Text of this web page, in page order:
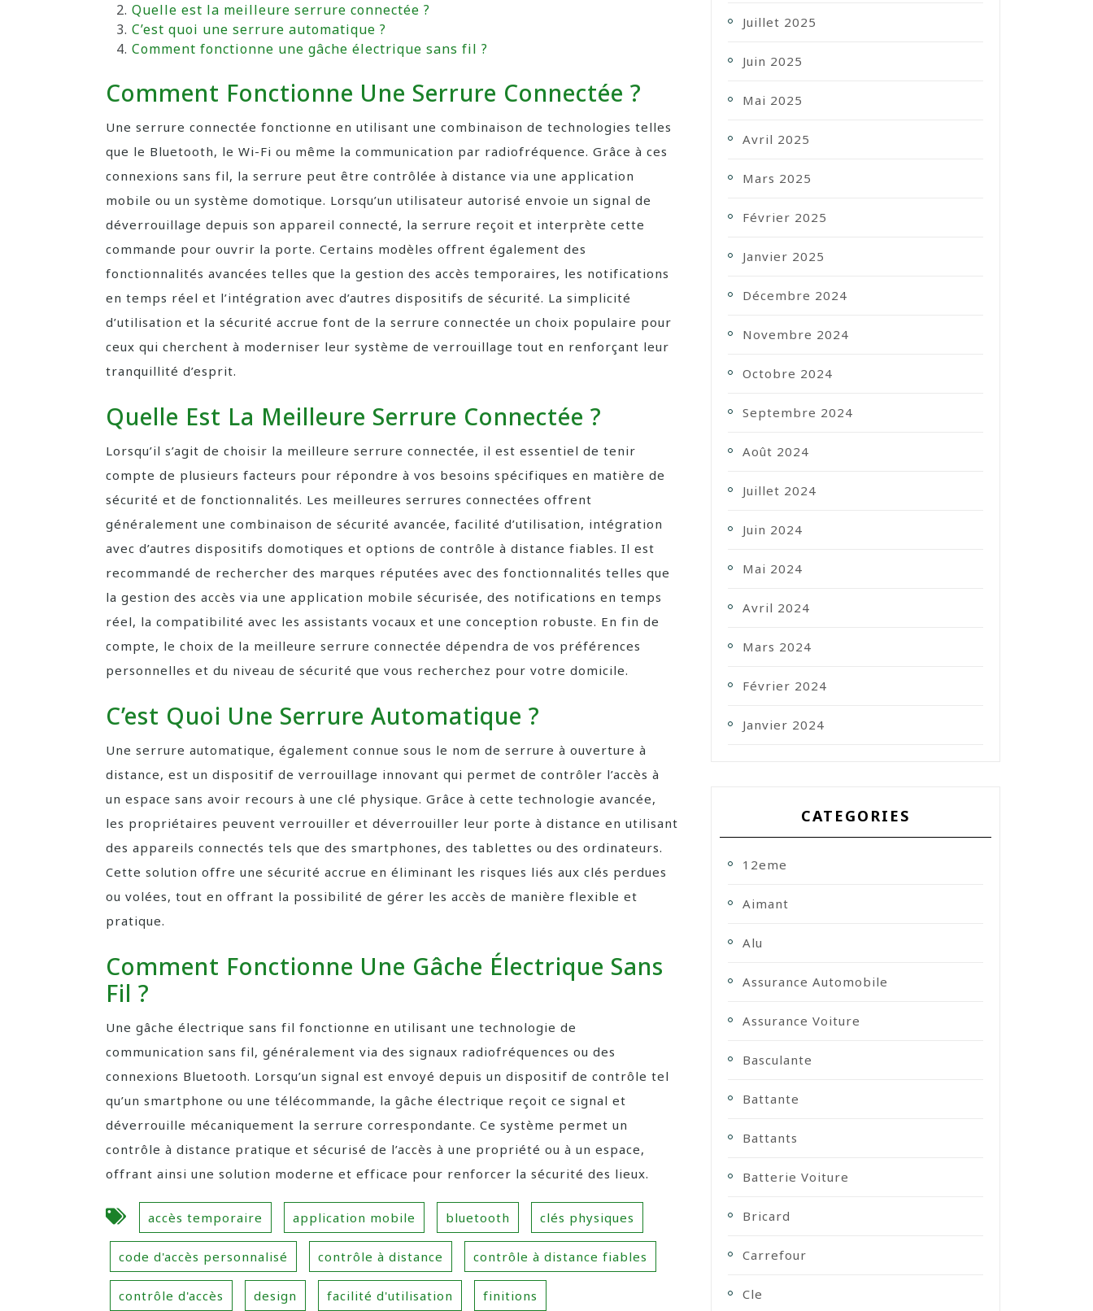
Quelle est la meilleure serrure connectée ?
C’est quoi une serrure automatique ?
Comment fonctionne une gâche électrique sans fil ?
Comment Fonctionne Une Serrure Connectée ?
Une serrure connectée fonctionne en utilisant une combinaison de technologies telles
que le Bluetooth, le Wi-Fi ou même la communication par radiofréquence. Grâce à ces
connexions sans fil, la serrure peut être contrôlée à distance via une application
mobile ou un système domotique. Lorsqu’un utilisateur autorisé envoie un signal de
déverrouillage depuis son appareil connecté, la serrure reçoit et interprète cette
commande pour ouvrir la porte. Certains modèles offrent également des
fonctionnalités avancées telles que la gestion des accès temporaires, les notifications
en temps réel et l’intégration avec d’autres dispositifs de sécurité. La simplicité
d’utilisation et la sécurité accrue font de la serrure connectée un choix populaire pour
ceux qui cherchent à moderniser leur système de verrouillage tout en renforçant leur
tranquillité d’esprit.
Quelle Est La Meilleure Serrure Connectée ?
Lorsqu’il s’agit de choisir la meilleure serrure connectée, il est essentiel de tenir
compte de plusieurs facteurs pour répondre à vos besoins spécifiques en matière de
sécurité et de fonctionnalités. Les meilleures serrures connectées offrent
généralement une combinaison de sécurité avancée, facilité d’utilisation, intégration
avec d’autres dispositifs domotiques et options de contrôle à distance fiables. Il est
recommandé de rechercher des marques réputées avec des fonctionnalités telles que
la gestion des accès via une application mobile sécurisée, des notifications en temps
réel, la compatibilité avec les assistants vocaux et une conception robuste. En fin de
compte, le choix de la meilleure serrure connectée dépendra de vos préférences
personnelles et du niveau de sécurité que vous recherchez pour votre domicile.
C’est Quoi Une Serrure Automatique ?
Une serrure automatique, également connue sous le nom de serrure à ouverture à
distance, est un dispositif de verrouillage innovant qui permet de contrôler l’accès à
un espace sans avoir recours à une clé physique. Grâce à cette technologie avancée,
les propriétaires peuvent verrouiller et déverrouiller leur porte à distance en utilisant
des appareils connectés tels que des smartphones, des tablettes ou des ordinateurs.
Cette solution offre une sécurité accrue en éliminant les risques liés aux clés perdues
ou volées, tout en offrant la possibilité de gérer les accès de manière flexible et
pratique.
Comment Fonctionne Une Gâche Électrique Sans
Fil ?
Une gâche électrique sans fil fonctionne en utilisant une technologie de
communication sans fil, généralement via des signaux radiofréquences ou des
connexions Bluetooth. Lorsqu’un signal est envoyé depuis un dispositif de contrôle tel
qu’un smartphone ou une télécommande, la gâche électrique reçoit ce signal et
déverrouille mécaniquement la serrure correspondante. Ce système permet un
contrôle à distance pratique et sécurisé de l’accès à une propriété ou à un espace,
offrant ainsi une solution moderne et efficace pour renforcer la sécurité des lieux.
accès temporaire application mobile bluetooth clés physiques
code d'accès personnalisé contrôle à distance contrôle à distance fiables
contrôle d'accès design facilité d'utilisation finitions
Juillet 2025
Juin 2025
Mai 2025
Avril 2025
Mars 2025
Février 2025
Janvier 2025
Décembre 2024
Novembre 2024
Octobre 2024
Septembre 2024
Août 2024
Juillet 2024
Juin 2024
Mai 2024
Avril 2024
Mars 2024
Février 2024
Janvier 2024
CATEGORIES
12eme
Aimant
Alu
Assurance Automobile
Assurance Voiture
Basculante
Battante
Battants
Batterie Voiture
Bricard
Carrefour
Cle